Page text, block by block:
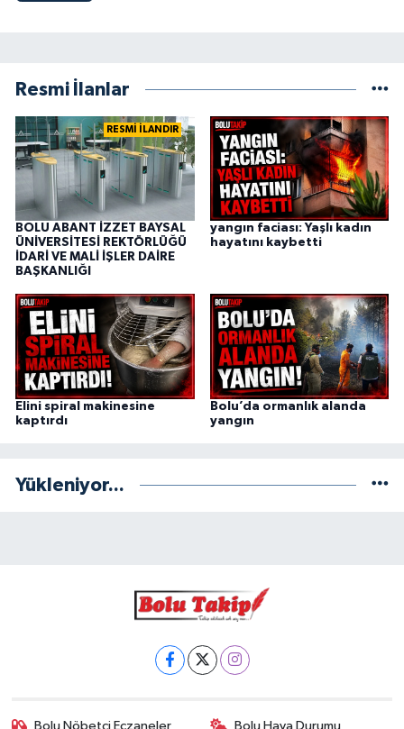
Resmi İlanlar
RESMİ İLANDIR
BOLU ABANT İZZET BAYSAL
ÜNİVERSİTESİ REKTÖRLÜĞÜ
İDARİ VE MALİ İŞLER DAİRE
BAŞKANLIĞI
yangın faciası: Yaşlı kadın
hayatını kaybetti
Elini spiral makinesine
kaptırdı
Bolu’da ormanlık alanda
yangın
Yükleniyor...
Bolu Nöbetçi Eczaneler Bolu Hava Durumu